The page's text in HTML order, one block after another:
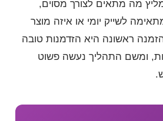
מה מתאים לצורך מסוים,
לשייק יומי או איזה מוצר
ראשונה היא הזדמנות טובה
ומשם התהליך נעשה פשוט